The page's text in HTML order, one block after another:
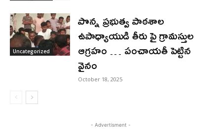
Uncategorized
పొన్న ప్రభుత్వ పాఠశాల
ఉపాధ్యాయుడి తీరు పై గ్రామస్తుల
ఆగ్రహం … పంచాయతీ పెట్టిన
వైనం
October 18, 2025
- Advertisment -